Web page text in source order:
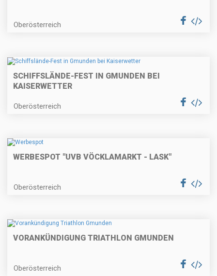
Oberösterreich
SCHIFFSLÄNDE-FEST IN GMUNDEN BEI
KAISERWETTER
Oberösterreich
WERBESPOT "UVB VÖCKLAMARKT - LASK"
Oberösterreich
VORANKÜNDIGUNG TRIATHLON GMUNDEN
Oberösterreich